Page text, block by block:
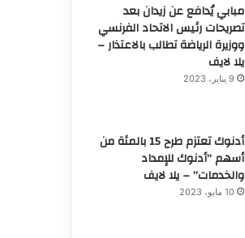
مبابي يُدافع عن زيدان بعد
تصريحات رئيس الاتحاد الفرنسي
ووزيرة الرياضة تطالب بالاعتذار –
يلا لايف
9 يناير، 2023
أدنوك تعتزم طرح 15 بالمئة من
أسهم “أدنوك للإمداد
والخدمات” – يلا لايف
10 مايو، 2023